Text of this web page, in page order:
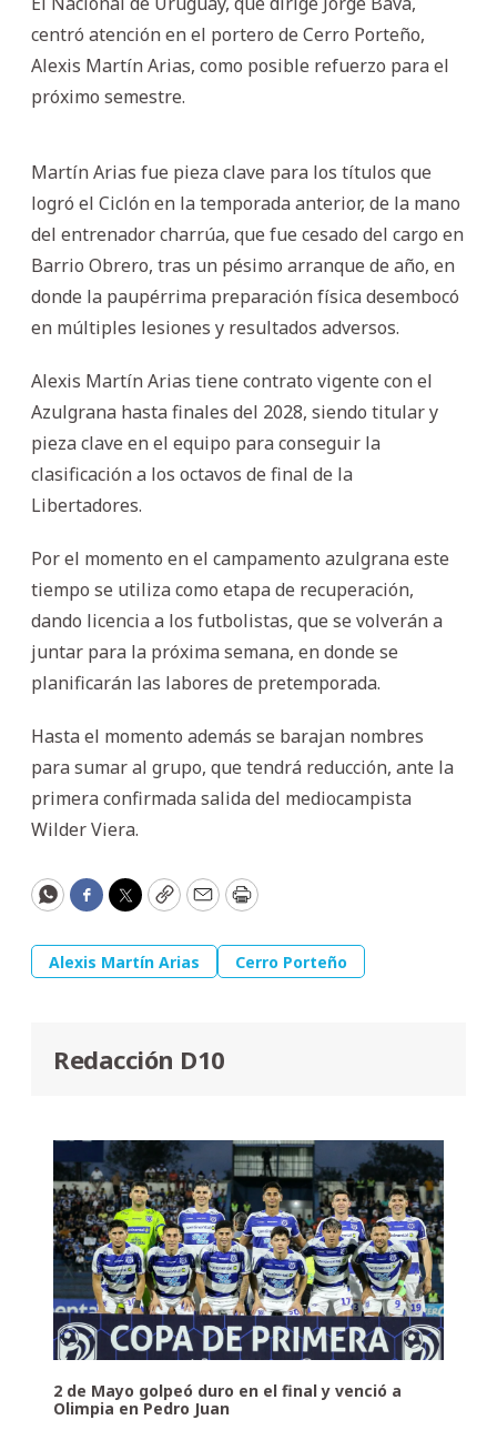
centró atención en el portero de Cerro Porteño,
Alexis Martín Arias, como posible refuerzo para el
próximo semestre.
Martín Arias fue pieza clave para los títulos que
logró el Ciclón en la temporada anterior, de la mano
del entrenador charrúa, que fue cesado del cargo en
Barrio Obrero, tras un pésimo arranque de año, en
donde la paupérrima preparación física desembocó
en múltiples lesiones y resultados adversos.
Alexis Martín Arias tiene contrato vigente con el
Azulgrana hasta finales del 2028, siendo titular y
pieza clave en el equipo para conseguir la
clasificación a los octavos de final de la
Libertadores.
Por el momento en el campamento azulgrana este
tiempo se utiliza como etapa de recuperación,
dando licencia a los futbolistas, que se volverán a
juntar para la próxima semana, en donde se
planificarán las labores de pretemporada.
Hasta el momento además se barajan nombres
para sumar al grupo, que tendrá reducción, ante la
primera confirmada salida del mediocampista
Wilder Viera.
WhatsApp
Facebook
Twitter
CopyEmailPrint
Alexis Martín Arias Cerro Porteño
Redacción D10
2 de Mayo golpeó duro en el final y venció a
Olimpia en Pedro Juan